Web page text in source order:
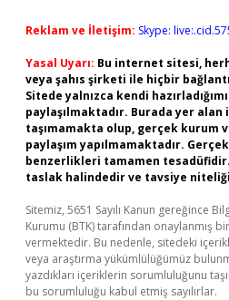
Reklam ve İletişim: Skype:
Yasal Uyarı: Bu internet sitesi,
veya şahıs şirketi ile hiçbir
Sitede yalnızca kendi
paylaşılmaktadır. Burada yer
taşımamakta olup, gerçek kurum
paylaşım yapılmamaktadır.
benzerlikleri tamamen
taslak halindedir ve tavsiye
Sitemiz, 5651 Sayılı Kanun gereğince
Kurumu (BTK) tarafından onaylanmış
vermektedir. Bu nedenle, sitedeki
veya araştırma yükümlülüğümüz
yazdıkları içeriklerin sorumluluğunu
bu sorumluluğu kabul etmiş sayılırlar.